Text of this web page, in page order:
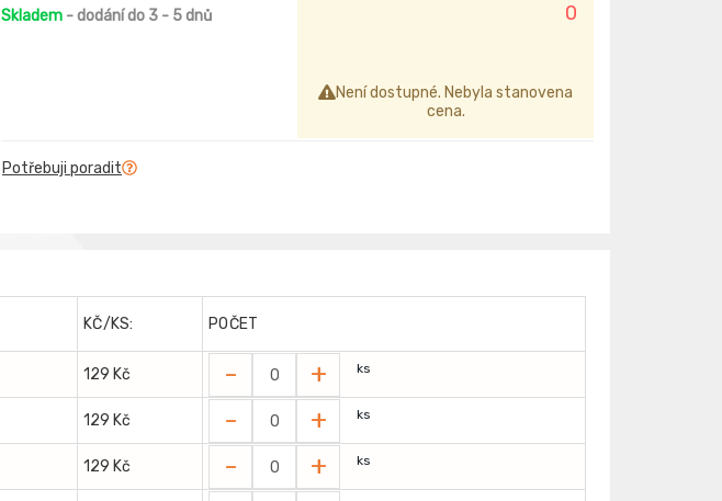
Skladem - dodání do 3 - 5 dnů 0
Není dostupné. Nebyla stanovena
cena.
Potřebuji poradit
KČ/KS: POČET
129 Kč - + ks
129 Kč - + ks
129 Kč - + ks